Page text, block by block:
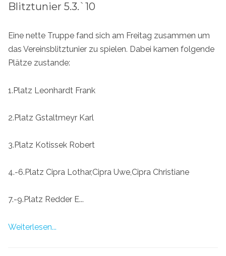
Blitztunier 5.3.`10
Eine nette Truppe fand sich am Freitag zusammen um
das Vereinsblitztunier zu spielen. Dabei kamen folgende
Plätze zustande:
1.Platz Leonhardt Frank
2.Platz Gstaltmeyr Karl
3.Platz Kotissek Robert
4.-6.Platz Cipra Lothar,Cipra Uwe,Cipra Christiane
7.-9.Platz Redder E...
Weiterlesen...